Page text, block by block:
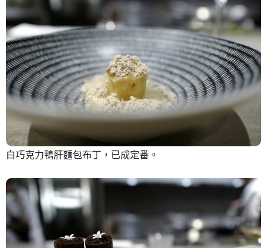
白巧克力鴨肝麵包布丁，已成定番。